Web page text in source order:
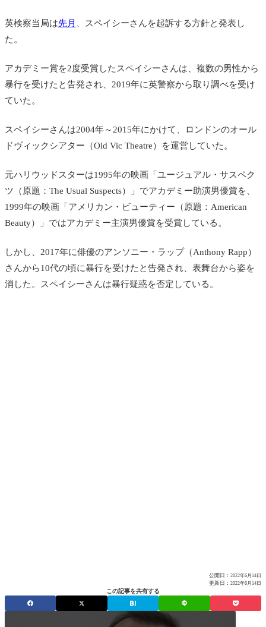
英検察当局は先月
、スペイシーさんを起訴する方針と発表し
た。
アカデミー賞を2度受賞したスペイシーさんは、複数の男性から
暴行を受けたと告発され、2019年に英警察から取り調べを受け
ていた。
スペイシーさんは2004年～2015年にかけて、ロンドンのオール
ドヴィックシアター（Old Vic Theatre）を運営していた。
元ハリウッドスターは1995年の映画「ユージュアル・サスペク
ツ（原題： The Usual Suspects）」でアカデミー助演男優賞を、
1999年の映画「アメリカン・ビューティー（原題：American
Beauty）」ではアカデミー主演男優賞を受賞している。
しかし、2017年に俳優のアンソニー・ラップ（Anthony Rapp）
さんから10代の頃に暴行を受けたと告発され、表舞台から姿を
消した。スペイシーさんは暴行疑惑を否定している。
公開日： 2022年6月14日
更新日： 2022年6月14日
この記事を共有する